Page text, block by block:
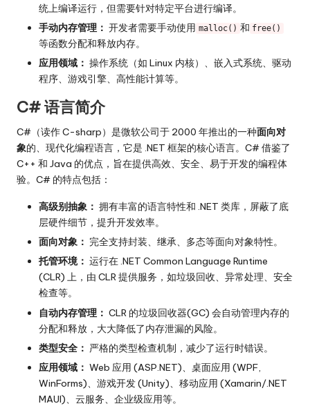
统上编译运行，但需要针对特定平台进行编译。
手动内存管理： 开发者需要手动使用 malloc() 和 free()
等函数分配和释放内存。
应用领域： 操作系统（如 Linux 内核）、嵌入式系统、驱动
程序、游戏引擎、高性能计算等。
C# 语言简介
C#（读作 C-sharp）是微软公司于 2000 年推出的一种面向对
象的、现代化编程语言，它是 .NET 框架的核心语言。C# 借鉴了
C++ 和 Java 的优点，旨在提供高效、安全、易于开发的编程体
验。C# 的特点包括：
高级别抽象： 拥有丰富的语言特性和 .NET 类库，屏蔽了底
层硬件细节，提升开发效率。
面向对象： 完全支持封装、继承、多态等面向对象特性。
托管环境： 运行在 .NET Common Language Runtime
(CLR) 上，由 CLR 提供服务，如垃圾回收、异常处理、安全
检查等。
自动内存管理： CLR 的垃圾回收器(GC) 会自动管理内存的
分配和释放，大大降低了内存泄漏的风险。
类型安全： 严格的类型检查机制，减少了运行时错误。
应用领域： Web 应用 (ASP.NET)、桌面应用 (WPF,
WinForms)、游戏开发 (Unity)、移动应用 (Xamarin/.NET
MAUI)、云服务、企业级应用等。